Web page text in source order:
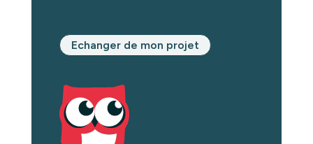
Echanger de mon projet